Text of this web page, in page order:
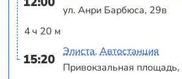
4 ч 20 м
15:20
ул. Анри Барбюса, 29в
Элиста, Автостанция
Привокзальная площадь,